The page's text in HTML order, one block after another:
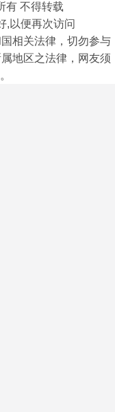
有 不得转载
,以便再次访问
相关法律，切勿参与
地区之法律，网友须